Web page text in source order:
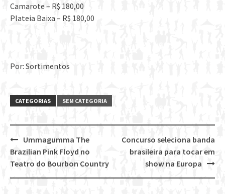
Camarote – R$ 180,00
Plateia Baixa – R$ 180,00
Por: Sortimentos
CATEGORIAS SEM CATEGORIA
Post
navigation
Concurso seleciona banda
brasileira para tocar em
show na Europa
Ummagumma The
Brazilian Pink Floyd no
Teatro do Bourbon Country